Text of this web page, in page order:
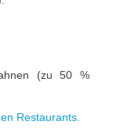
(zu 50 %
Restaurants.